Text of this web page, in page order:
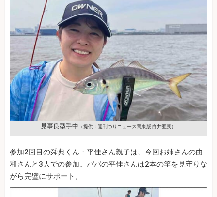
見事良型手中 （提供：週刊つりニュース関東版 白井亜実）
参加2回目の舜典くん・平佳さん親子は、今回お姉さんの由
和さんと3人での参加。パパの平佳さんは2本の竿を見守りな
がら完璧にサポート。